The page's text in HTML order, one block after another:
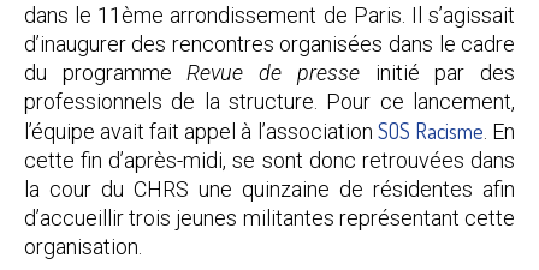
dans le 11ème arrondissement de Paris. Il s’agissait
d’inaugurer des rencontres organisées dans le cadre
du programmeRevue de presseinitié par des
professionnels de la structure. Pour ce lancement,
l’équipe avait fait appel à l’association SOS Racisme . En
cette fin d’après-midi, se sont donc retrouvées dans
la cour du CHRS une quinzaine de résidentes afin
d’accueillir trois jeunes militantes représentant cette
organisation.